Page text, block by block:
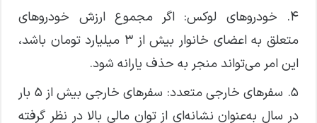
۴. خودرو‌های لوکس: اگر مجموع ارزش خودرو‌های
متعلق به اعضای خانوار بیش از ۳ میلیارد تومان باشد،
این امر می‌تواند منجر به حذف یارانه شود.
۵. سفر‌های خارجی متعدد: سفر‌های خارجی بیش از ۵ بار
در سال به‌عنوان نشانه‌ای از توان مالی بالا در نظر گرفته